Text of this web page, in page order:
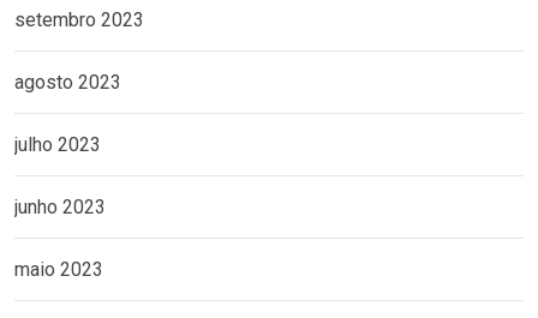
setembro 2023
agosto 2023
julho 2023
junho 2023
maio 2023